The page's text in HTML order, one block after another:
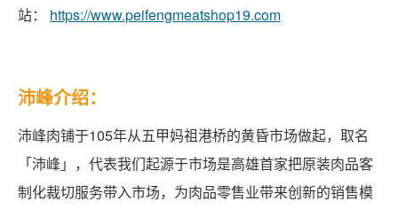
站： https://www.peifengmeatshop19.com
沛峰介绍：
沛峰肉铺于105年从五甲妈祖港桥的黄昏市场做起，取名
「沛峰」，代表我们起源于市场是高雄首家把原装肉品客
制化裁切服务带入市场，为肉品零售业带来创新的销售模